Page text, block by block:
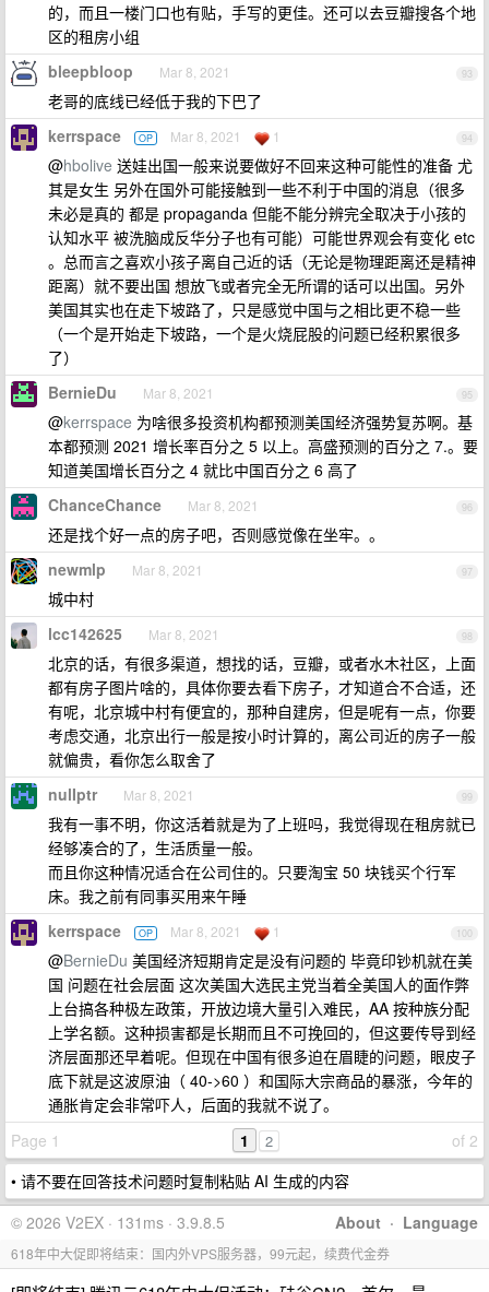
的，而且一楼门口也有贴，手写的更佳。还可以去豆瓣搜各个地
区的租房小组
93
bleepbloop Mar 8, 2021
老哥的底线已经低于我的下巴了
94
kerrspace OP Mar 8, 2021 1
@hbolive 送娃出国一般来说要做好不回来这种可能性的准备 尤
其是女生 另外在国外可能接触到一些不利于中国的消息（很多
未必是真的 都是 propaganda 但能不能分辨完全取决于小孩的
认知水平 被洗脑成反华分子也有可能）可能世界观会有变化 etc
。总而言之喜欢小孩子离自己近的话（无论是物理距离还是精神
距离）就不要出国 想放飞或者完全无所谓的话可以出国。另外
美国其实也在走下坡路了，只是感觉中国与之相比更不稳一些
（一个是开始走下坡路，一个是火烧屁股的问题已经积累很多
了）
95
BernieDu Mar 8, 2021
@kerrspace 为啥很多投资机构都预测美国经济强势复苏啊。基
本都预测 2021 增长率百分之 5 以上。高盛预测的百分之 7.。要
知道美国增长百分之 4 就比中国百分之 6 高了
96
ChanceChance Mar 8, 2021
还是找个好一点的房子吧，否则感觉像在坐牢。。
97
newmlp Mar 8, 2021
城中村
98
lcc142625 Mar 8, 2021
北京的话，有很多渠道，想找的话，豆瓣，或者水木社区，上面
都有房子图片啥的，具体你要去看下房子，才知道合不合适，还
有呢，北京城中村有便宜的，那种自建房，但是呢有一点，你要
考虑交通，北京出行一般是按小时计算的，离公司近的房子一般
就偏贵，看你怎么取舍了
99
nulIptr Mar 8, 2021
我有一事不明，你这活着就是为了上班吗，我觉得现在租房就已
经够凑合的了，生活质量一般。
而且你这种情况适合在公司住的。只要淘宝 50 块钱买个行军
床。我之前有同事买用来午睡
100
kerrspace OP Mar 8, 2021 1
@BernieDu 美国经济短期肯定是没有问题的 毕竟印钞机就在美
国 问题在社会层面 这次美国大选民主党当着全美国人的面作弊
上台搞各种极左政策，开放边境大量引入难民，AA 按种族分配
上学名额。这种损害都是长期而且不可挽回的，但这要传导到经
济层面那还早着呢。但现在中国有很多迫在眉睫的问题，眼皮子
底下就是这波原油（ 40->60 ）和国际大宗商品的暴涨，今年的
通胀肯定会非常吓人，后面的我就不说了。
Page 1
of 2
1 2
• 请不要在回答技术问题时复制粘贴 AI 生成的内容
About · Language
© 2026 V2EX · 131ms · 3.9.8.5
618年中大促即将结束：国内外VPS服务器，99元起，续费代金券